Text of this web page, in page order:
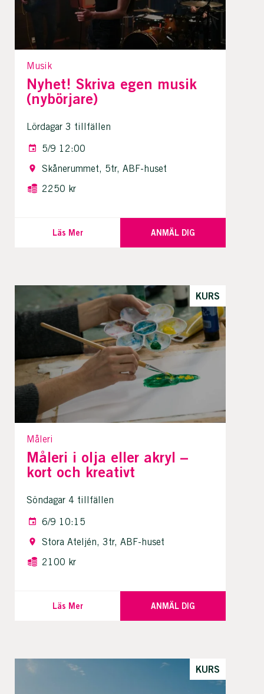
Musik
Nyhet! Skriva egen musik
(nybörjare)
Lördagar 3 tillfällen
5/9 12:00
Skånerummet, 5tr, ABF-huset
2250 kr
Läs Mer ANMÄL DIG
KURS
Måleri
Måleri i olja eller akryl –
kort och kreativt
Söndagar 4 tillfällen
6/9 10:15
Stora Ateljén, 3tr, ABF-huset
2100 kr
Läs Mer ANMÄL DIG
KURS